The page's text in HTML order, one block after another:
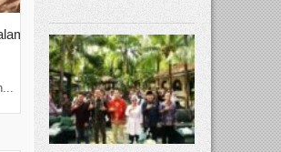
Tamee Irelly Menjadi Juri Open
Film Terbaru...
Sep 08, 2025 Comments Off
Bekasi, Broadcastmagz – Dalam upaya
talenta...